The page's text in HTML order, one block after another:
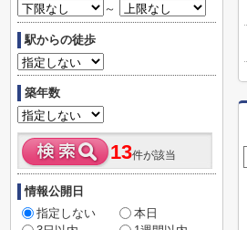
～
駅からの徒歩
築年数
13件が該当
情報公開日
指定しない
本日